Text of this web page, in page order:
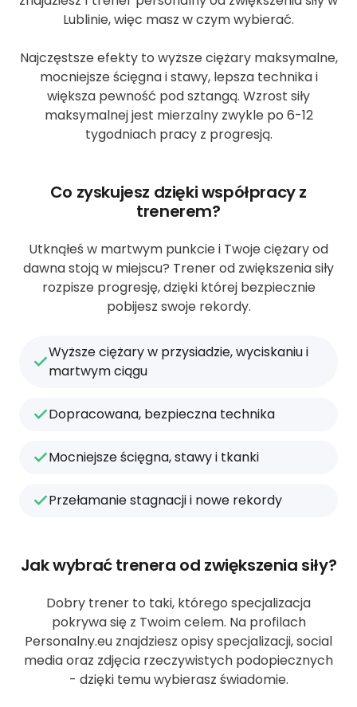
Lublinie, więc masz w czym wybierać.
Najczęstsze efekty to wyższe ciężary maksymalne,
mocniejsze ścięgna i stawy, lepsza technika i
większa pewność pod sztangą. Wzrost siły
maksymalnej jest mierzalny zwykle po 6-12
tygodniach pracy z progresją.
Co zyskujesz dzięki współpracy z
trenerem?
Utknąłeś w martwym punkcie i Twoje ciężary od
dawna stoją w miejscu? Trener od zwiększenia siły
rozpisze progresję, dzięki której bezpiecznie
pobijesz swoje rekordy.
Wyższe ciężary w przysiadzie, wyciskaniu i
martwym ciągu
Dopracowana, bezpieczna technika
Mocniejsze ścięgna, stawy i tkanki
Przełamanie stagnacji i nowe rekordy
Jak wybrać trenera od zwiększenia siły?
Dobry trener to taki, którego specjalizacja
pokrywa się z Twoim celem. Na profilach
Personalny.eu znajdziesz opisy specjalizacji, social
media oraz zdjęcia rzeczywistych podopiecznych
- dzięki temu wybierasz świadomie.